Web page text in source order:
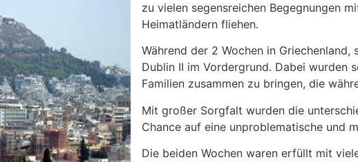
zu vielen segensreichen Begegnungen
Heimatländern fliehen.
Während der 2 Wochen in
Dublin II im Vordergrund. Dabei wurden
Familien zusammen zu bringen, die
Mit großer Sorgfalt wurden die
Chance auf eine unproblematische und
Die beiden Wochen waren erfüllt mit